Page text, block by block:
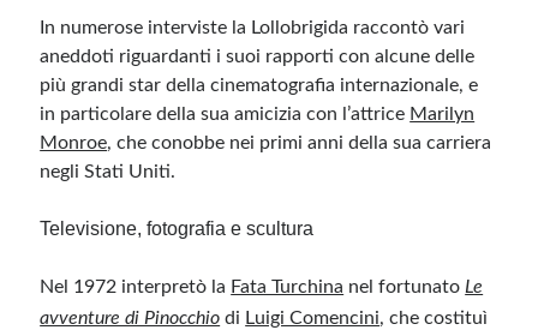
In numerose interviste la Lollobrigida raccontò vari
aneddoti riguardanti i suoi rapporti con alcune delle
più grandi star della cinematografia internazionale, e
in particolare della sua amicizia con l’attrice Marilyn
Monroe, che conobbe nei primi anni della sua carriera
negli Stati Uniti.
Televisione, fotografia e scultura
Nel 1972 interpretò la Fata Turchina nel fortunato Le
avventure di Pinocchio di Luigi Comencini,che costituì